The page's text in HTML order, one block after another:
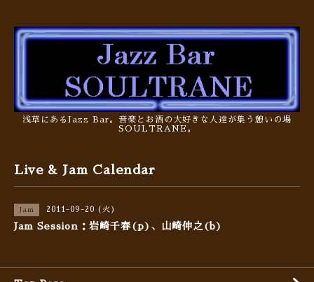
浅草にあるJazz Bar。音楽とお酒の大好きな人達が集う憩いの場
SOULTRANE。
Live & Jam Calendar
Jam 2011-09-20 (火)
Jam Session：岩崎千春(p)、山崎伸之(b)